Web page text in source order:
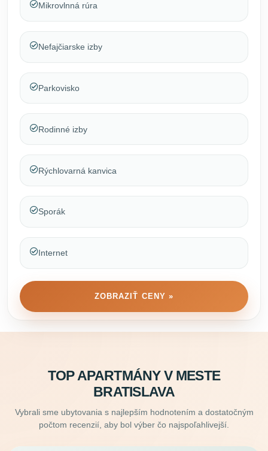
Mikrovlnná rúra
Nefajčiarske izby
Parkovisko
Rodinné izby
Rýchlovarná kanvica
Sporák
Internet
ZOBRAZIŤ CENY »
TOP APARTMÁNY V MESTE
BRATISLAVA
Vybrali sme ubytovania s najlepším hodnotením a dostatočným
počtom recenzií, aby bol výber čo najspoľahlivejší.